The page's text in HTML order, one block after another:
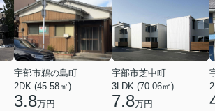
宇部市鵜の島町
2DK (45.58㎡)
3.8万円
宇部市芝中町
3LDK (70.06㎡)
7.8万円